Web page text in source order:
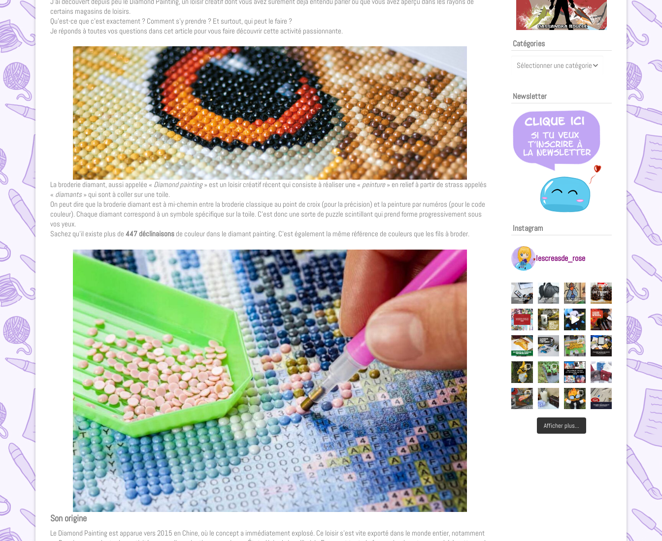
certains magasins de loisirs.
Qu’est-ce que c’est exactement ? Comment s’y prendre ? Et surtout, qui peut le faire ?
Je réponds à toutes vos questions dans cet article pour vous faire découvrir cette activité passionnante.
La broderie diamant, aussi appelée « Diamond painting» est un loisir créatif récent qui consiste à réaliser une « peinture» en relief à partir de strass appelés
« diamants» qui sont à coller sur une toile.
On peut dire que la broderie diamant est à mi-chemin entre la broderie classique au point de croix (pour la précision) et la peinture par numéros (pour le code
couleur). Chaque diamant correspond à un symbole spécifique sur la toile. C’est donc une sorte de puzzle scintillant qui prend forme progressivement sous
vos yeux.
Sachez qu’il existe plus de 447 déclinaisons de couleur dans le diamant painting. C’est également la même référence de couleurs que les fils à broder.
Son origine
Le Diamond Painting est apparue vers 2015 en Chine, où le concept a immédiatement explosé. Ce loisir s’est vite exporté dans le monde entier, notamment
Catégories
Newsletter
Instagram
lescreasde_rose
Afficher plus...